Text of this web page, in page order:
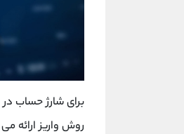
برای شارژ حساب در